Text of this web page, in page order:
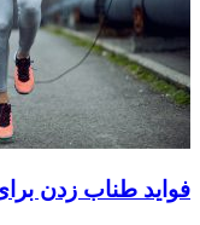
فواید طناب زدن